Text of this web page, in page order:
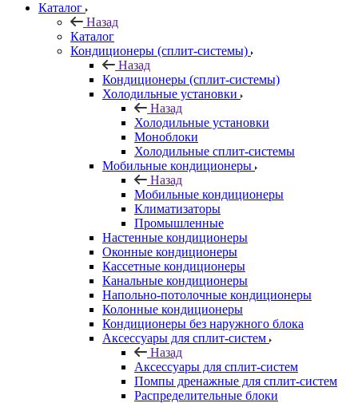
Каталог
Назад
Каталог
Кондиционеры (сплит-системы)
Назад
Кондиционеры (сплит-системы)
Холодильные установки
Назад
Холодильные установки
Моноблоки
Холодильные сплит-системы
Мобильные кондиционеры
Назад
Мобильные кондиционеры
Климатизаторы
Промышленные
Настенные кондиционеры
Оконные кондиционеры
Кассетные кондиционеры
Канальные кондиционеры
Напольно-потолочные кондиционеры
Колонные кондиционеры
Кондиционеры без наружного блока
Аксессуары для сплит-систем
Назад
Аксессуары для сплит-систем
Помпы дренажные для сплит-систем
Распределительные блоки